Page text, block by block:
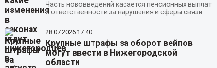
Часть нововведений касается пенсионных выплат
и ответственности за нарушения и сферы связи
28.07.2026 17:40
Крупные штрафы за оборот вейпов
могут ввести в Нижегородской
области